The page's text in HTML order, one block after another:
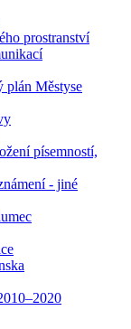
prostranství
plán Městyse
písemností,
- jiné